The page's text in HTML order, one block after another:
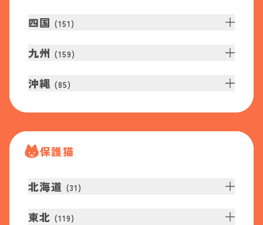
四国 (151 )
九州 (159)
沖縄 (85)
保護猫
北海道 (31 )
東北 (119)